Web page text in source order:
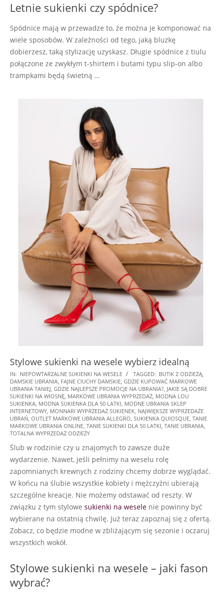
Letnie sukienki czy spódnice?
Spódnice mają w przewadze to, że można je komponować na
wiele sposobów. W zależności od tego, jaką bluzkę
dobierzesz, taką stylizację uzyskasz. Długie spódnice z tiulu
połączone ze zwykłym t-shirtem i butami typu slip-on albo
trampkami będą świetną …
Stylowe sukienki na wesele wybierz idealną
2026-
02-
08
IN: NIEPOWTARZALNE SUKIENKI NA WESELE TAGGED: BUTIK Z ODZIEŻĄ,
DAMSKIE UBRANIA, FAJNE CIUCHY DAMSKIE, GDZIE KUPOWAĆ MARKOWE
UBRANIA TANIEJ, GDZIE NAJLEPSZE PROMOCJE NA UBRANIA?, JAKIE SĄ DOBRE
SUKIENKI NA WIOSNĘ, MARKOWE UBRANIA WYPRZEDAŻ, MODNA LOU
SUKIENKA, MODNA SUKIENKA DLA 50 LATKI, MODNE UBRANIA SKLEP
INTERNETOWY, MONNARI WYPRZEDAŻ SUKIENEK, NAJWIĘKSZE WYPRZEDAŻE
UBRAŃ, OUTLET MARKOWE UBRANIA ALLEGRO, SUKIENKA QUIOSQUE, TANIE
MARKOWE UBRANIA ONLINE, TANIE SUKIENKI DLA 50 LATKI, TANIE UBRANIA,
TOTALNA WYPRZEDAŻ ODZIEŻY
Ślub w rodzinie czy u znajomych to zawsze duże
wydarzenie. Nawet, jeśli pełnimy na weselu rolę
zapomnianych krewnych z rodziny chcemy dobrze wyglądać.
W końcu na ślubie wszystkie kobiety i mężczyźni ubierają
szczególne kreacje. Nie możemy odstawać od reszty. W
związku z tym stylowe sukienki na wesele nie powinny być
wybierane na ostatnią chwilę. Już teraz zapoznaj się z ofertą.
Zobacz, co będzie modne w zbliżającym się sezonie i oczaruj
wszystkich wokół.
Stylowe sukienki na wesele – jaki fason
wybrać?